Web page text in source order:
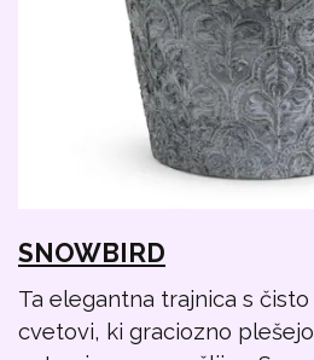
SNOWBIRD
Ta elegantna trajnica s
cvetovi, ki graciozno